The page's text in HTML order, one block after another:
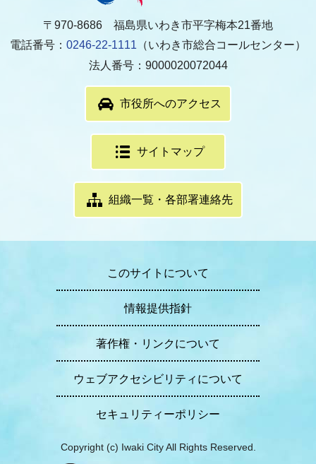
〒970-8686 福島県いわき市平字梅本21番地
電話番号： 0246-22-1111 （いわき市総合コールセンター）
法人番号：9000020072044
市役所へのアクセス
サイトマップ
組織一覧・各部署連絡先
このサイトについて
情報提供指針
著作権・リンクについて
ウェブアクセシビリティについて
セキュリティーポリシー
Copyright (c) Iwaki City All Rights Reserved.